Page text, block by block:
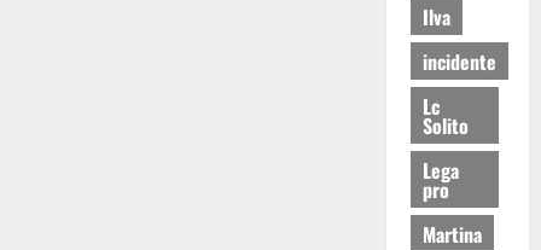
Ilva
incidente
Lc
Solito
Lega
pro
Martina